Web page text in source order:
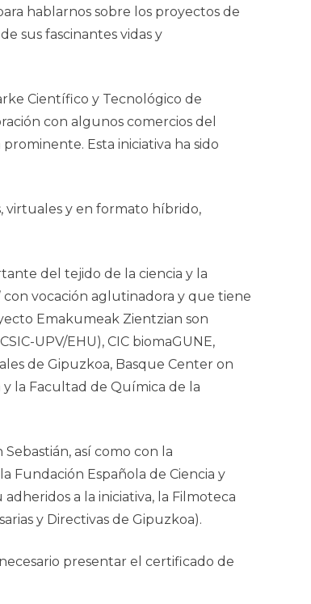
hablarnos sobre los proyectos de
sus fascinantes vidas y
Científico y Tecnológico de
con algunos comercios del
Esta iniciativa ha sido
virtuales y en formato híbrido,
del tejido de la ciencia y la
con vocación aglutinadora y que tiene
Emakumeak Zientzian son
UPV/EHU), CIC biomaGUNE,
de Gipuzkoa, Basque Center on
la Facultad de Química de la
así como con la
Fundación Española de Ciencia y
a la iniciativa, la Filmoteca
y Directivas de Gipuzkoa).
presentar el certificado de